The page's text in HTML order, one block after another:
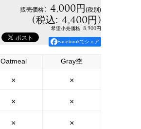
販売価格: 4,000円(税別)
(税込: 4,400円)
希望小売価格: 8,900円
Facebookでシェア
Oatmeal Gray杢
× ×
× ×
× ×